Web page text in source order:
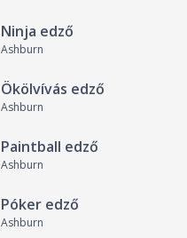
Ninja edző
Ashburn
Ökölvívás edző
Ashburn
Paintball edző
Ashburn
Póker edző
Ashburn